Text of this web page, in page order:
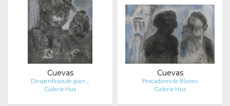
Cuevas
Desperdicios de guer…
Galerie Hus
Cuevas
Pescadores de Blanes
Galerie Hus